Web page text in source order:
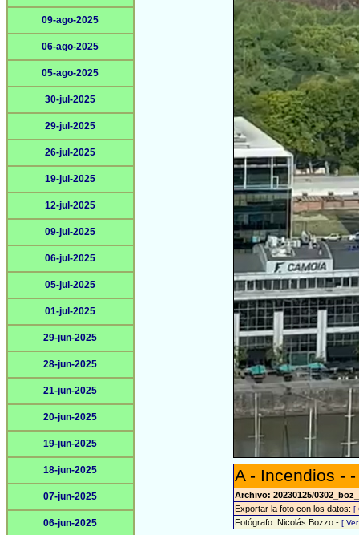
09-ago-2025
06-ago-2025
05-ago-2025
30-jul-2025
29-jul-2025
26-jul-2025
19-jul-2025
12-jul-2025
09-jul-2025
06-jul-2025
05-jul-2025
01-jul-2025
29-jun-2025
28-jun-2025
21-jun-2025
20-jun-2025
19-jun-2025
18-jun-2025
07-jun-2025
06-jun-2025
A - Incendios -
Archivo: 20230125/
Exportar la foto con los datos:[
Fotógrafo: Nicolás Bozzo -[